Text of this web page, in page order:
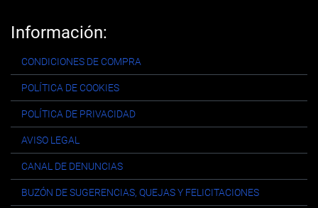
Información:
CONDICIONES DE COMPRA
POLÍTICA DE COOKIES
POLÍTICA DE PRIVACIDAD
AVISO LEGAL
CANAL DE DENUNCIAS
BUZÓN DE SUGERENCIAS, QUEJAS Y FELICITACIONES